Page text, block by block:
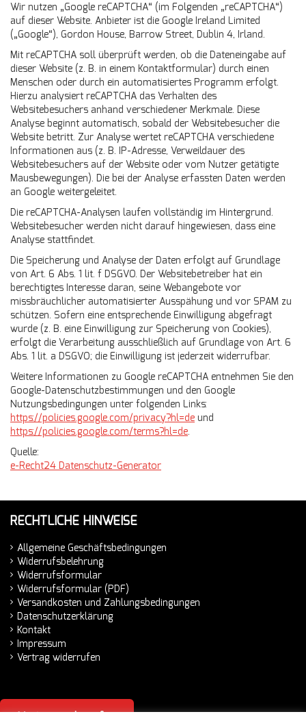
Wir nutzen „Google reCAPTCHA“ (im Folgenden „reCAPTCHA“)
auf dieser Website. Anbieter ist die Google Ireland Limited
(„Google“), Gordon House, Barrow Street, Dublin 4, Irland.
Mit reCAPTCHA soll überprüft werden, ob die Dateneingabe auf
dieser Website (z. B. in einem Kontaktformular) durch einen
Menschen oder durch ein automatisiertes Programm erfolgt.
Hierzu analysiert reCAPTCHA das Verhalten des
Websitebesuchers anhand verschiedener Merkmale. Diese
Analyse beginnt automatisch, sobald der Websitebesucher die
Website betritt. Zur Analyse wertet reCAPTCHA verschiedene
Informationen aus (z. B. IP-Adresse, Verweildauer des
Websitebesuchers auf der Website oder vom Nutzer getätigte
Mausbewegungen). Die bei der Analyse erfassten Daten werden
an Google weitergeleitet.
Die reCAPTCHA-Analysen laufen vollständig im Hintergrund.
Websitebesucher werden nicht darauf hingewiesen, dass eine
Analyse stattfindet.
Die Speicherung und Analyse der Daten erfolgt auf Grundlage
von Art. 6 Abs. 1 lit. f DSGVO. Der Websitebetreiber hat ein
berechtigtes Interesse daran, seine Webangebote vor
missbräuchlicher automatisierter Ausspähung und vor SPAM zu
schützen. Sofern eine entsprechende Einwilligung abgefragt
wurde (z. B. eine Einwilligung zur Speicherung von Cookies),
erfolgt die Verarbeitung ausschließlich auf Grundlage von Art. 6
Abs. 1 lit. a DSGVO; die Einwilligung ist jederzeit widerrufbar.
Weitere Informationen zu Google reCAPTCHA entnehmen Sie den
Google-Datenschutzbestimmungen und den Google
Nutzungsbedingungen unter folgenden Links:
https://policies.google.com/privacy?hl=de und
https://policies.google.com/terms?hl=de.
Quelle:
e-Recht24 Datenschutz-Generator
RECHTLICHE HINWEISE
Allgemeine Geschäftsbedingungen
Widerrufsbelehrung
Widerrufsformular
Widerrufsformular (PDF)
Versandkosten und Zahlungsbedingungen
Datenschutzerklärung
Kontakt
Impressum
Vertrag widerrufen
Vertrag widerrufen